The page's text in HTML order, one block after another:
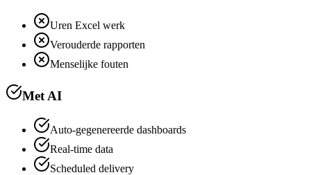
Uren Excel werk
Verouderde rapporten
Menselijke fouten
Met AI
Auto-gegenereerde dashboards
Real-time data
Scheduled delivery